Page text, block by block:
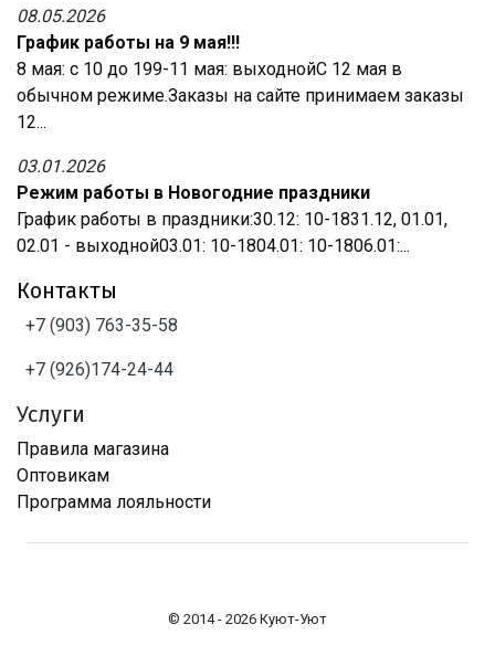
08.05.2026
График работы на 9 мая!!!
8 мая: с 10 до 199-11 мая: выходнойС 12 мая в
обычном режиме.Заказы на сайте принимаем заказы
12...
03.01.2026
Режим работы в Новогодние праздники
График работы в праздники:30.12: 10-1831.12, 01.01,
02.01 - выходной03.01: 10-1804.01: 10-1806.01:...
Контакты
+7 (903) 763-35-58
+7 (926)174-24-44
Услуги
Правила магазина
Оптовикам
Программа лояльности
© 2014 - 2026 Куют-Уют